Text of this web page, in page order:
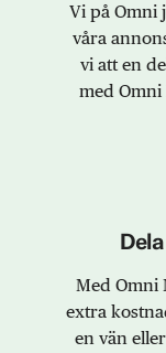
Vi på Omni
våra
vi att en
med
Med Omni
extra
en vän